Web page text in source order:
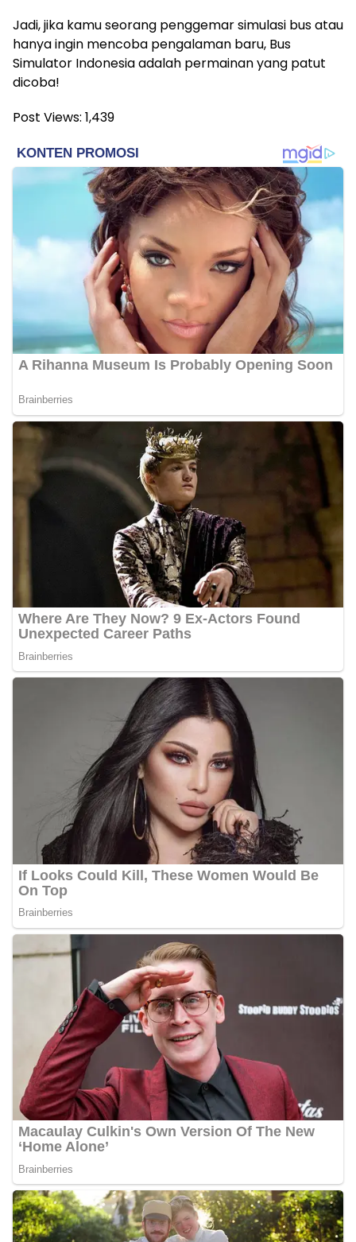
Jadi, jika kamu seorang penggemar simulasi bus atau
hanya ingin mencoba pengalaman baru, Bus
Simulator Indonesia adalah permainan yang patut
dicoba!
Post Views: 1,439